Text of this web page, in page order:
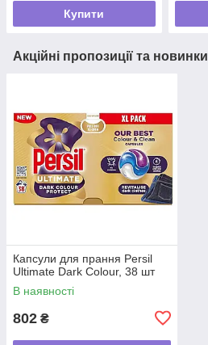
Купити
Акційні пропозиції та новинки
Капсули для прання Persil
Ultimate Dark Colour, 38 шт
В наявності
802 ₴